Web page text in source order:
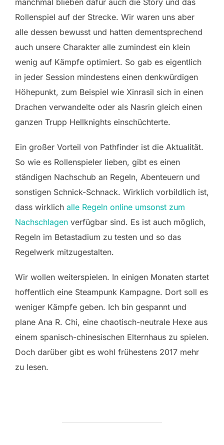
manchmal blieben dafür auch die Story und das
Rollenspiel auf der Strecke. Wir waren uns aber
alle dessen bewusst und hatten dementsprechend
auch unsere Charakter alle zumindest ein klein
wenig auf Kämpfe optimiert. So gab es eigentlich
in jeder Session mindestens einen denkwürdigen
Höhepunkt, zum Beispiel wie Xinrasil sich in einen
Drachen verwandelte oder als Nasrin gleich einen
ganzen Trupp Hellknights einschüchterte.
Ein großer Vorteil von Pathfinder ist die Aktualität.
So wie es Rollenspieler lieben, gibt es einen
ständigen Nachschub an Regeln, Abenteuern und
sonstigen Schnick-Schnack. Wirklich vorbildlich ist,
dass wirklich alle Regeln online umsonst zum
Nachschlagen verfügbar sind. Es ist auch möglich,
Regeln im Betastadium zu testen und so das
Regelwerk mitzugestalten.
Wir wollen weiterspielen. In einigen Monaten startet
hoffentlich eine Steampunk Kampagne. Dort soll es
weniger Kämpfe geben. Ich bin gespannt und
plane Ana R. Chi, eine chaotisch-neutrale Hexe aus
einem spanisch-chinesischen Elternhaus zu spielen.
Doch darüber gibt es wohl frühestens 2017 mehr
zu lesen.